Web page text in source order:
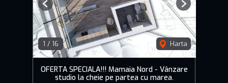
1 / 16 Harta
Previous Next
OFERTA SPECIALA!!! Mamaia Nord - Vânzare
studio la cheie pe partea cu marea.